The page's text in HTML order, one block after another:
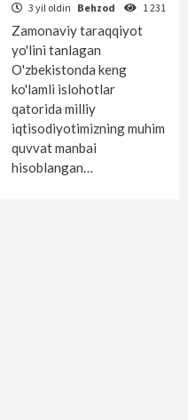
3 yil oldin Behzod 1 231
Zamonaviy taraqqiyot
yo'lini tanlagan
O'zbekistonda keng
ko'lamli islohotlar
qatorida milliy
iqtisodiyotimizning muhim
quvvat manbai
hisoblangan…